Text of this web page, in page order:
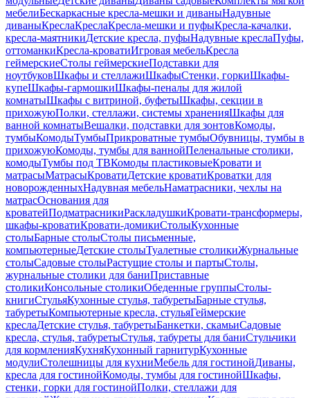
мебелиБескаркасные кресла-мешки и диваныНадувные
диваныКреслаКреслаКресла-мешки и пуфыКресла-качалки,
кресла-маятникиДетские кресла, пуфыНадувные креслаПуфы,
оттоманкиКресла-кроватиИгровая мебельКресла
геймерскиеСтолы геймерскиеПодставки для
ноутбуковШкафы и стеллажиШкафыСтенки, горкиШкафы-
купеШкафы-гармошкиШкафы-пеналы для жилой
комнатыШкафы с витриной, буфетыШкафы, секции в
прихожуюПолки, стеллажи, системы храненияШкафы для
ванной комнатыВешалки, подставки для зонтовКомоды,
тумбыКомодыТумбыПрикроватные тумбыОбувницы, тумбы в
прихожуюКомоды, тумбы для ваннойПеленальные столики,
комодыТумбы под ТВКомоды пластиковыеКровати и
матрасыМатрасыКроватиДетские кроватиКроватки для
новорожденныхНадувная мебельНаматрасники, чехлы на
матрасОснования для
кроватейПодматрасникиРаскладушкиКровати-трансформеры,
шкафы-кроватиКровати-домикиСтолыКухонные
столыБарные столыСтолы письменные,
компьютерныеДетские столыТуалетные столикиЖурнальные
столыСадовые столыРастущие столы и партыСтолы,
журнальные столики для баниПриставные
столикиКонсольные столикиОбеденные группыСтолы-
книгиСтульяКухонные стулья, табуретыБарные стулья,
табуретыКомпьютерные кресла, стульяГеймерские
креслаДетские стулья, табуретыБанкетки, скамьиСадовые
кресла, стулья, табуретыСтулья, табуреты для баниСтульчики
для кормленияКухняКухонный гарнитурКухонные
модулиСтолешницы для кухниМебель для гостинойДиваны,
кресла для гостинойКомоды, тумбы для гостинойШкафы,
стенки, горки для гостинойПолки, стеллажи для